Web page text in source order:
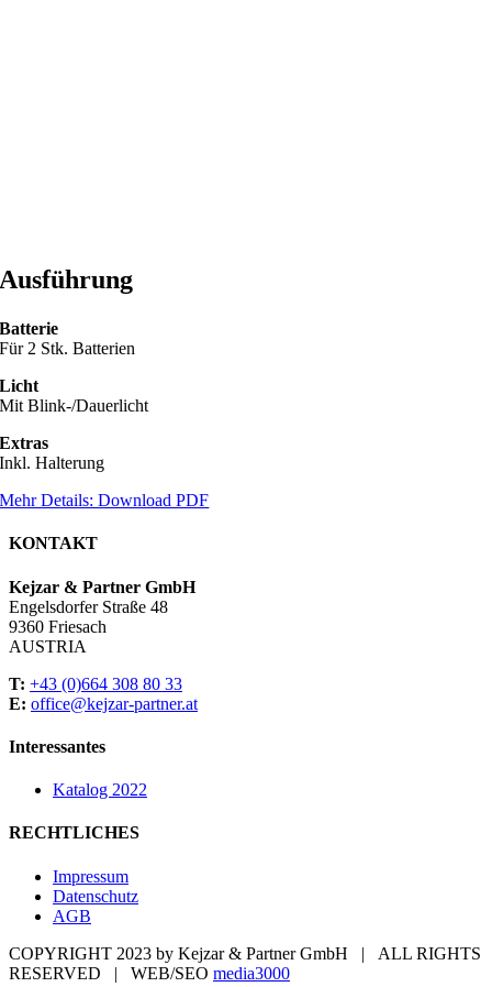
Ausführung
Batterie
Für 2 Stk. Batterien
Licht
Mit Blink-/Dauerlicht
Extras
Inkl. Halterung
Mehr Details: Download PDF
KONTAKT
Kejzar & Partner GmbH
Engelsdorfer Straße 48
9360 Friesach
AUSTRIA
T: +43 (0)664 308 80 33
E: office@kejzar-partner.at
Interessantes
Katalog 2022
RECHTLICHES
Impressum
Datenschutz
AGB
COPYRIGHT 2023 by Kejzar & Partner GmbH | ALL RIGHTS
RESERVED | WEB/SEO media3000